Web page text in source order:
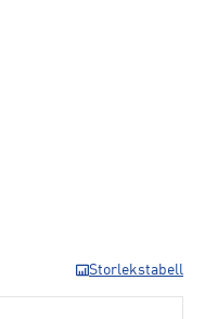
Storlekstabell